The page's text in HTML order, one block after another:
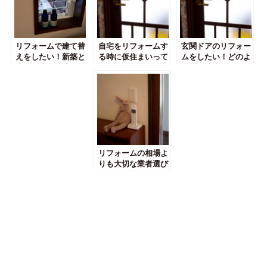
リフォームで建て替
えをしたい！新築と
自宅をリフォームす
る時に仮住まいって
玄関ドアのリフォー
ムをしたい！どのよ
リフォームの相場よ
りも大切な業者選び